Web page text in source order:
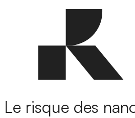
Le risque des